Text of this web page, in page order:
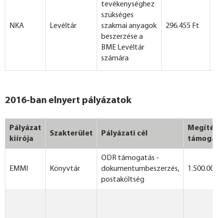
NKA Levéltár
tevékenységhez
szükséges
szakmai anyagok
beszerzése a
BME Levéltár
számára
296.455 Ft
2016-ban elnyert pályázatok
Pályázat
kiírója
Szakterület Pályázati cél
Megítélt
EMMI Könyvtár
ODR támogatás -
dokumentumbeszerzés,
postaköltség